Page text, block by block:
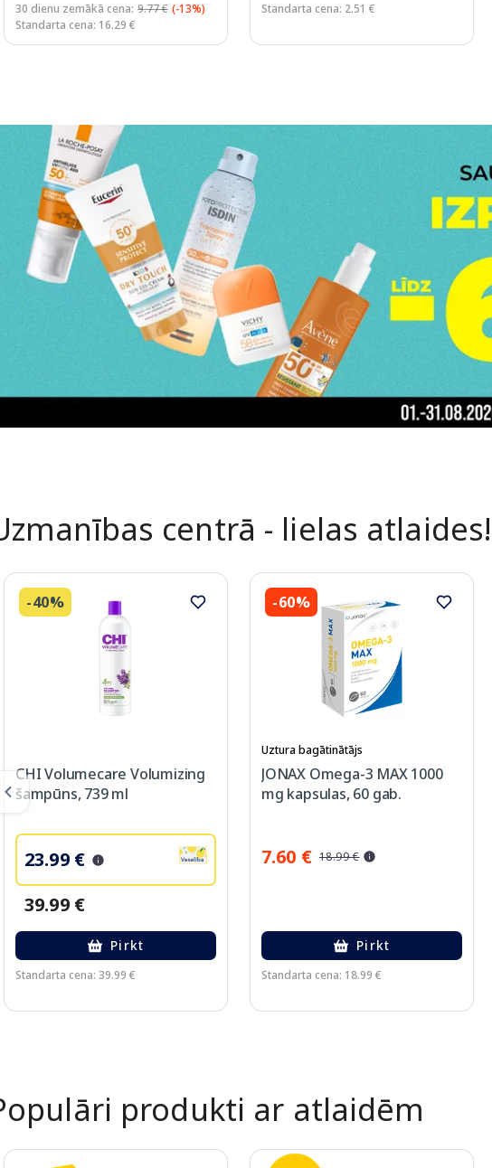
30 dienu zemākā cena: 9.77 € (-13%)
Standarta cena: 16.29 €
Standarta cena: 2.51 €
centrā - lielas atlaides!
-40%
CHI Volumecare Volumizing
šampūns, 739 ml
23.99 €
39.99 €
Pirkt
Standarta cena: 39.99 €
-60%
Uztura bagātinātājs
JONAX Omega-3 MAX 1000
mg kapsulas, 60 gab.
7.60 € 18.99 €
Pirkt
Standarta cena: 18.99 €
produkti ar atlaidēm